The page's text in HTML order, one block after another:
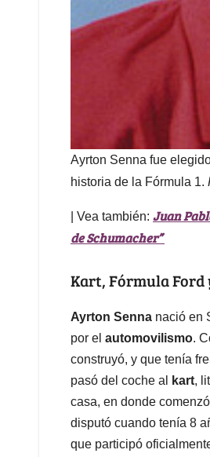
Ayrton Senna fue
historia de la Fórmula 1.
| Vea también: Juan
de Schumacher”
Kart, Fórmula Ford
Ayrton Senna nació en
por el automovilismo.
construyó, y que tenía
pasó del coche al
kart,
casa, en donde
disputó cuando tenía 8
que participó